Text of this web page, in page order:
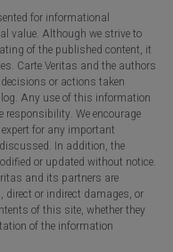
for informational
value. Although we strive to
of the published content, it
Carte Veritas and the authors
or actions taken
Any use of this information
We encourage
for any important
In addition, the
or updated without notice.
and its partners are
or indirect damages, or
of this site, whether they
of the information